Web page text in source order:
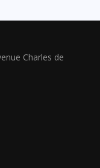
Charles de